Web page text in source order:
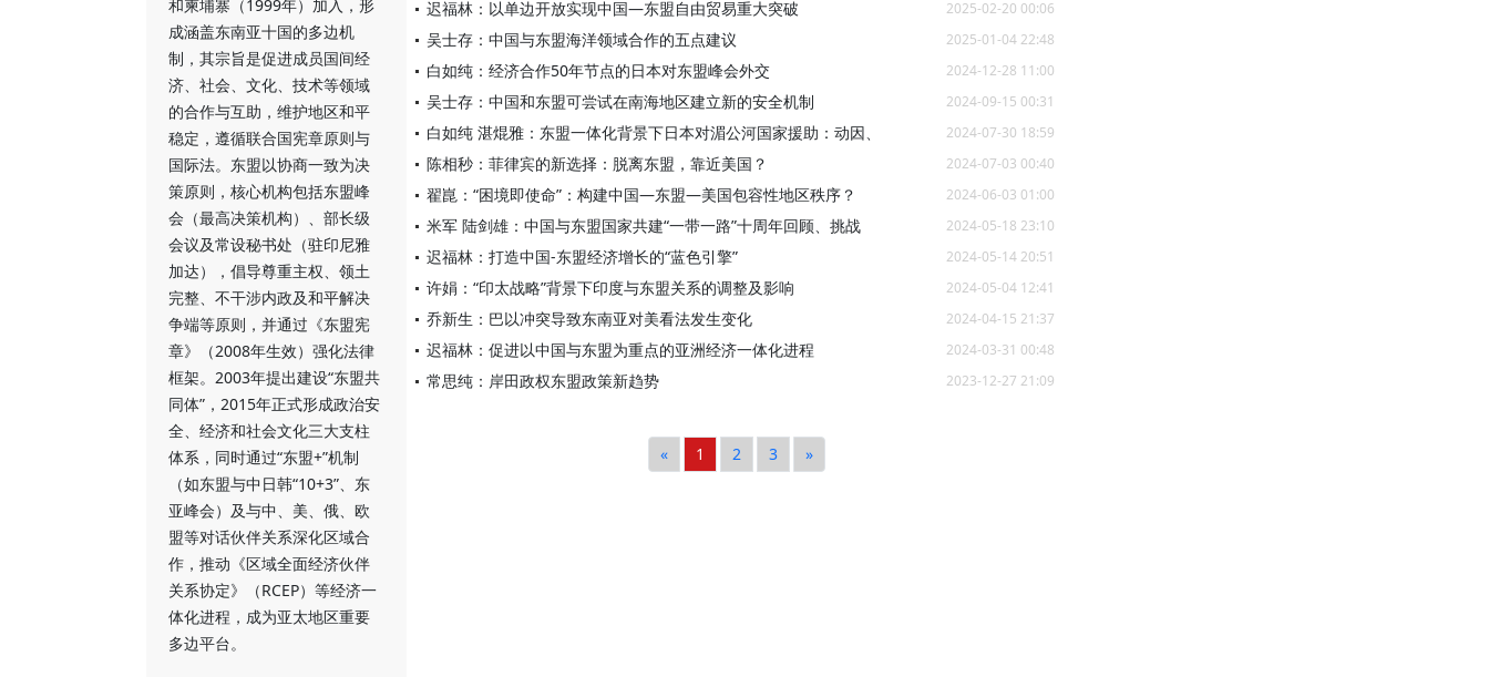
和柬埔寨（1999年）加入，形
成涵盖东南亚十国的多边机
制，其宗旨是促进成员国间经
济、社会、文化、技术等领域
的合作与互助，维护地区和平
稳定，遵循联合国宪章原则与
国际法。东盟以协商一致为决
策原则，核心机构包括东盟峰
会（最高决策机构）、部长级
会议及常设秘书处（驻印尼雅
加达），倡导尊重主权、领土
完整、不干涉内政及和平解决
争端等原则，并通过《东盟宪
章》（2008年生效）强化法律
框架。2003年提出建设“东盟共
同体”，2015年正式形成政治安
全、经济和社会文化三大支柱
体系，同时通过“东盟+”机制
（如东盟与中日韩“10+3”、东
亚峰会）及与中、美、俄、欧
盟等对话伙伴关系深化区域合
作，推动《区域全面经济伙伴
关系协定》（RCEP）等经济一
体化进程，成为亚太地区重要
多边平台。
迟福林：以单边开放实现中国—东盟自由贸易重大突破 2025-02-20 00:06
吴士存：中国与东盟海洋领域合作的五点建议 2025-01-04 22:48
白如纯：经济合作50年节点的日本对东盟峰会外交 2024-12-28 11:00
吴士存：中国和东盟可尝试在南海地区建立新的安全机制 2024-09-15 00:31
白如纯 湛焜雅：东盟一体化背景下日本对湄公河国家援助：动因、 2024-07-30 18:59
陈相秒：菲律宾的新选择：脱离东盟，靠近美国？ 2024-07-03 00:40
翟崑：“困境即使命”：构建中国—东盟—美国包容性地区秩序？ 2024-06-03 01:00
米军 陆剑雄：中国与东盟国家共建“一带一路”十周年回顾、挑战 2024-05-18 23:10
迟福林：打造中国-东盟经济增长的“蓝色引擎” 2024-05-14 20:51
许娟：“印太战略”背景下印度与东盟关系的调整及影响 2024-05-04 12:41
乔新生：巴以冲突导致东南亚对美看法发生变化 2024-04-15 21:37
迟福林：促进以中国与东盟为重点的亚洲经济一体化进程 2024-03-31 00:48
常思纯：岸田政权东盟政策新趋势 2023-12-27 21:09
« 1 2 3 »